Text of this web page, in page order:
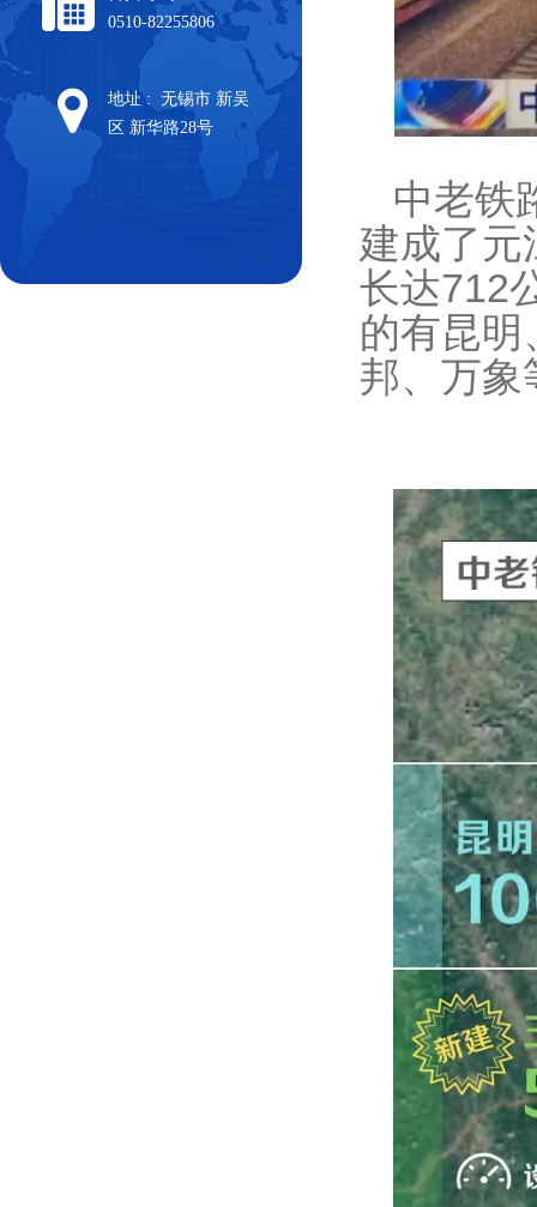
0510-82255806
地址 : 无锡市 新吴
区 新华路28号
中老铁
建成了元
长达712
的有昆明
邦、万象